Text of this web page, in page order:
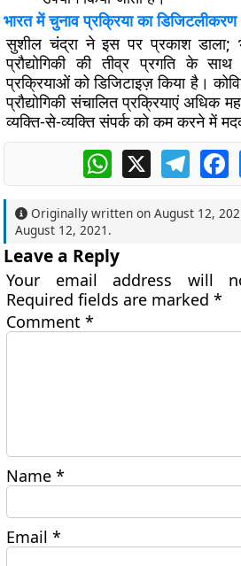
भारत में चुनाव प्रक्रिया का डिजिटलीकरण
सुशील चंद्रा ने इस पर प्रकाश डाला;
प्रौद्योगिकी की तीव्र प्रगति के
प्रक्रियाओं को डिजिटाइज़ किया है।
प्रौद्योगिकी संचालित प्रक्रियाएं अधिक
व्यक्ति-से-व्यक्ति संपर्क को कम करने में
WhatsApp
X
Originally written onAugust 12,
August 12, 2021 .
Leave a Reply
Your email address will
Required fields are marked*
Comment*
Name*
Email*